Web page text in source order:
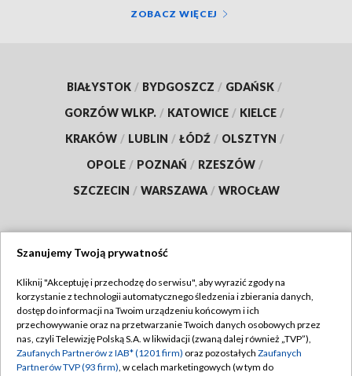
ZOBACZ WIĘCEJ
BIAŁYSTOK / BYDGOSZCZ / GDAŃSK /
GORZÓW WLKP. / KATOWICE / KIELCE /
KRAKÓW / LUBLIN / ŁÓDŹ / OLSZTYN /
OPOLE / POZNAŃ / RZESZÓW /
SZCZECIN / WARSZAWA / WROCŁAW
TVP
Abonament TVP
Emisja w TVP
Regulamin TVP
Polityka prywatności
Szanujemy Twoją prywatność
Kliknij "Akceptuję i przechodzę do serwisu", aby wyrazić zgody na
korzystanie z technologii automatycznego śledzenia i zbierania danych,
dostęp do informacji na Twoim urządzeniu końcowym i ich
przechowywanie oraz na przetwarzanie Twoich danych osobowych przez
nas, czyli Telewizję Polską S.A. w likwidacji (zwaną dalej również „TVP”),
Zaufanych Partnerów z IAB* (1201 firm) oraz pozostałych Zaufanych
Partnerów TVP (93 firm), w celach marketingowych (w tym do